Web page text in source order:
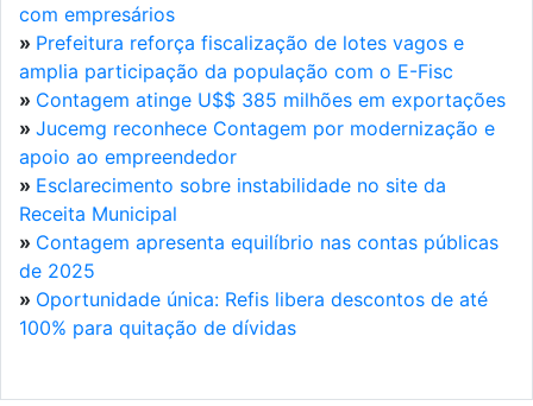
com empresários
» Prefeitura reforça fiscalização de lotes vagos e
amplia participação da população com o E-Fisc
» Contagem atinge U$$ 385 milhões em exportações
» Jucemg reconhece Contagem por modernização e
apoio ao empreendedor
» Esclarecimento sobre instabilidade no site da
Receita Municipal
» Contagem apresenta equilíbrio nas contas públicas
de 2025
» Oportunidade única: Refis libera descontos de até
100% para quitação de dívidas